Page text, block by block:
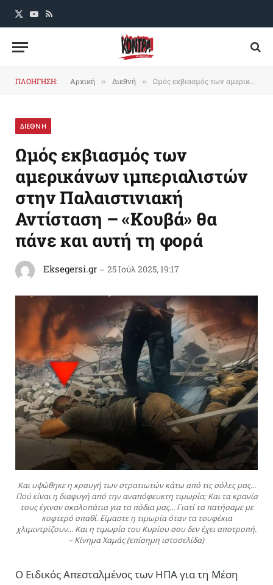
X
YouTube
RSS
ΠΛΟΗΓΗΣΗ: Αρχική » Διεθνή » Ωμός εκβιασμός των αμερικάνων ιμπεριαλιστών στην Παλαιστινιακή Αντίσταση – «Κουβά» θα πάνε και αυτή τη φορά
ΔΙΕΘΝΗ
Ωμός εκβιασμός των
αμερικάνων ιμπεριαλιστών
στην Παλαιστινιακή
Αντίσταση – «Κουβά» θα
πάνε και αυτή τη φορά
Eksegersi.gr 25 Ιούλ 2025, 19:17
Και υψώθηκε η κραυγή των στρατιωτών κάτω από τις σόλες μας...
Πού είναι η διαφυγή από την αναπόφευκτη τιμωρία; Και τα κρανία
τους έγιναν σκαλοπάτια για τα πόδια μας... Γιατί τα πατήσαμε με
κοφτερό σπαθί. Είμαστε η τιμωρία όταν τα τουφέκια
χλιμιντρίζουν... Και η τιμωρία του Κυρίου σου δεν έχει αποτροπή.
– Κίνημα Χαμάς (επίσημη ιστοσελίδα)
Ο Ειδικός Απεσταλμένος των ΗΠΑ για τη Μέση